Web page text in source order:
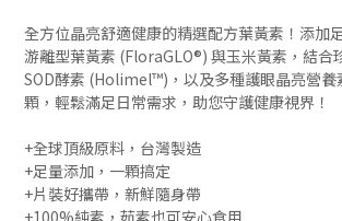
全方位晶亮舒適健康的精選配方葉黃素！添加
游離型葉黃素 (FloraGLO®) 與玉米黃素，結合
SOD酵素 (Holimel™)，以及多種護眼晶亮營養
顆，輕鬆滿足日常需求，助您守護健康視界！
+全球頂級原料，台灣製造
+足量添加，一顆搞定
+片裝好攜帶，新鮮隨身帶